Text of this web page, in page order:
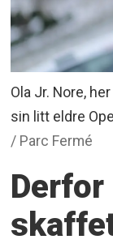
Ola Jr. Nore,
sin litt eldre
/ Parc Fermé
Derfor